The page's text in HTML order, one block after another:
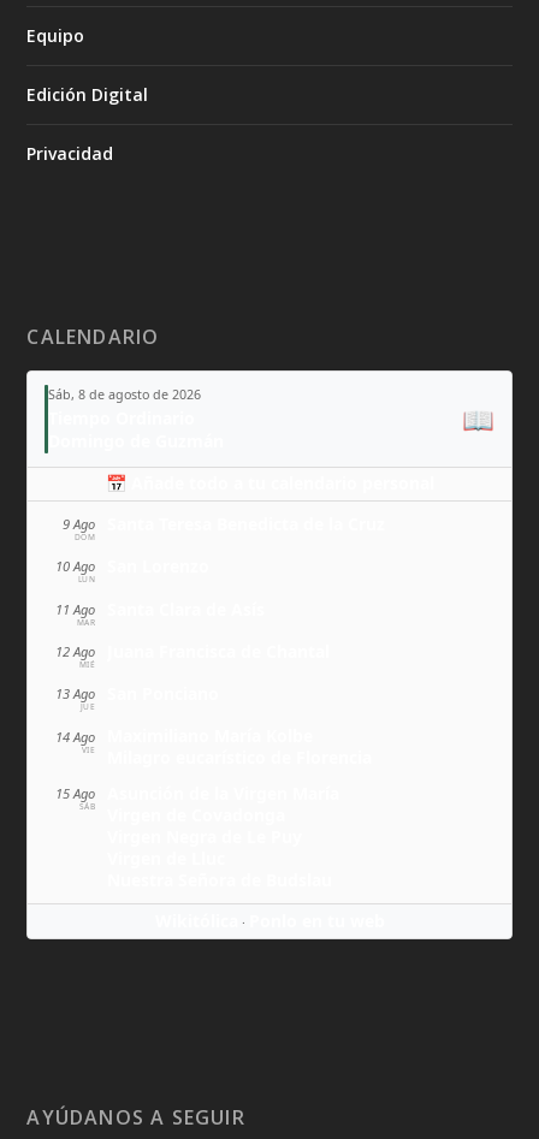
Equipo
Edición Digital
Privacidad
CALENDARIO
Sáb, 8 de agosto de 2026
📖
📅 Añade todo a tu calendario personal
9 Ago
DOM
10 Ago
LUN
11 Ago
MAR
12 Ago
MIÉ
13 Ago
JUE
14 Ago
VIE
15 Ago
SÁB
·
AYÚDANOS A SEGUIR